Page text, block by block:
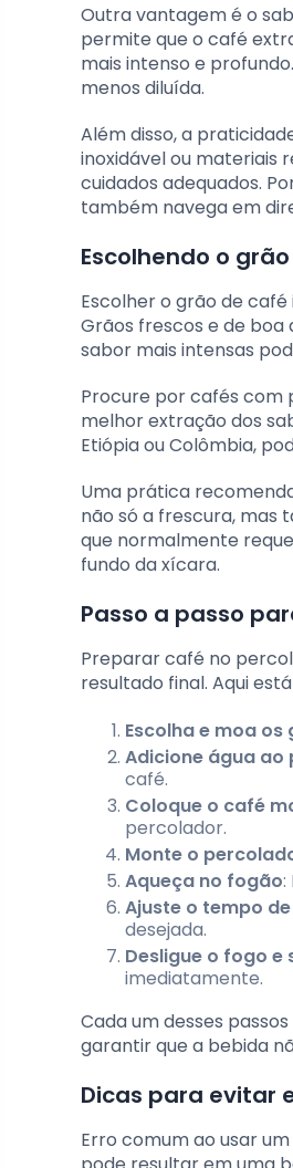
Outra vantagem é o
permite que o café
mais intenso e
menos diluída.
Além disso, a
inoxidável ou materiais
cuidados adequados.
também navega em
Escolhendo o
Escolher o grão de
Grãos frescos e de
sabor mais intensas
Procure por cafés com
melhor extração dos
Etiópia ou Colômbia,
Uma prática
não só a frescura, mas
que normalmente
fundo da xícara.
Passo a passo
Preparar café no
resultado final. Aqui
Escolha e moa os
Adicione água ao
café.
Coloque o café
percolador.
Monte o
Aqueça no fogão:
Ajuste o tempo
desejada.
Desligue o fogo e
imediatamente.
Cada um desses
garantir que a bebida
Dicas para evitar
Erro comum ao usar